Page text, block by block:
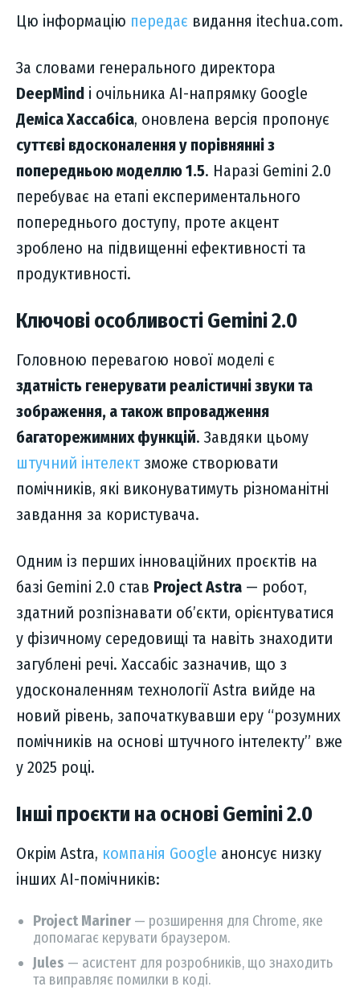
Цю інформацію передає видання itechua.com.
За словами генерального директора
DeepMind і очільника AI-напрямку Google
Деміса Хассабіса, оновлена версія пропонує
суттєві вдосконалення у порівнянні з
попередньою моделлю 1.5. Наразі Gemini 2.0
перебуває на етапі експериментального
попереднього доступу, проте акцент
зроблено на підвищенні ефективності та
продуктивності.
Ключові особливості Gemini 2.0
Головною перевагою нової моделі є
здатність генерувати реалістичні звуки та
зображення, а також впровадження
багаторежимних функцій. Завдяки цьому
штучний інтелект зможе створювати
помічників, які виконуватимуть різноманітні
завдання за користувача.
Одним із перших інноваційних проєктів на
базі Gemini 2.0 став Project Astra — робот,
здатний розпізнавати об’єкти, орієнтуватися
у фізичному середовищі та навіть знаходити
загублені речі. Хассабіс зазначив, що з
удосконаленням технології Astra вийде на
новий рівень, започаткувавши еру “розумних
помічників на основі штучного інтелекту” вже
у 2025 році.
Інші проєкти на основі Gemini 2.0
Окрім Astra, компанія Google анонсує низку
інших AI-помічників:
Project Mariner — розширення для Chrome, яке
допомагає керувати браузером.
Jules — асистент для розробників, що знаходить
та виправляє помилки в коді.